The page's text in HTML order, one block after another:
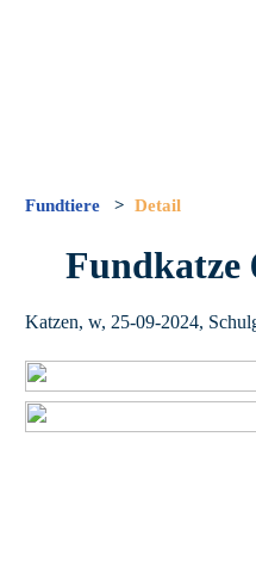
Fundtiere > Detail
Fundkatze
Katzen, w, 25-09-2024,